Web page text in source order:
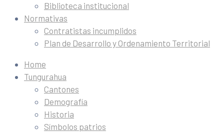
Biblioteca institucional
Normativas
Contratistas incumplidos
Plan de Desarrollo y Ordenamiento Territorial
Home
Tungurahua
Cantones
Demografía
Historia
Símbolos patrios